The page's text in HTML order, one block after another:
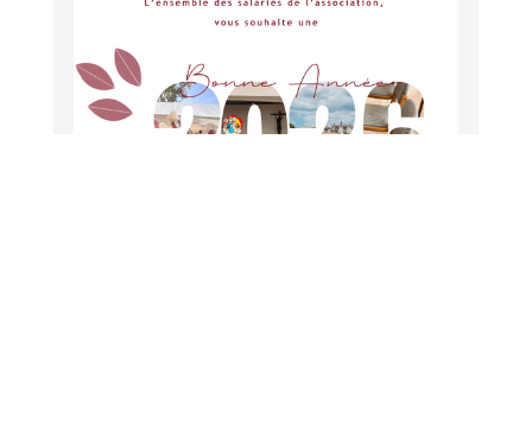
Xavier de Roux Président de l’association Saint Joseph
Seniors, Le Conseil d’administration, Benjamin Lacaille
Directeur Général, L’ensemble des salariés de
l’association saint Joseph Seniors souhaite une vous
présente ses vœux les plus sincères pour 2026. Que
cette nouvelle année soit riche de collaborations
fructueuses, d’initiatives porteuses de sens et de